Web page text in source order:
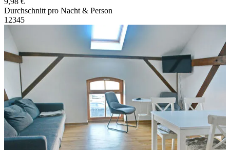
Durchschnitt pro Nacht & Person
1 2345